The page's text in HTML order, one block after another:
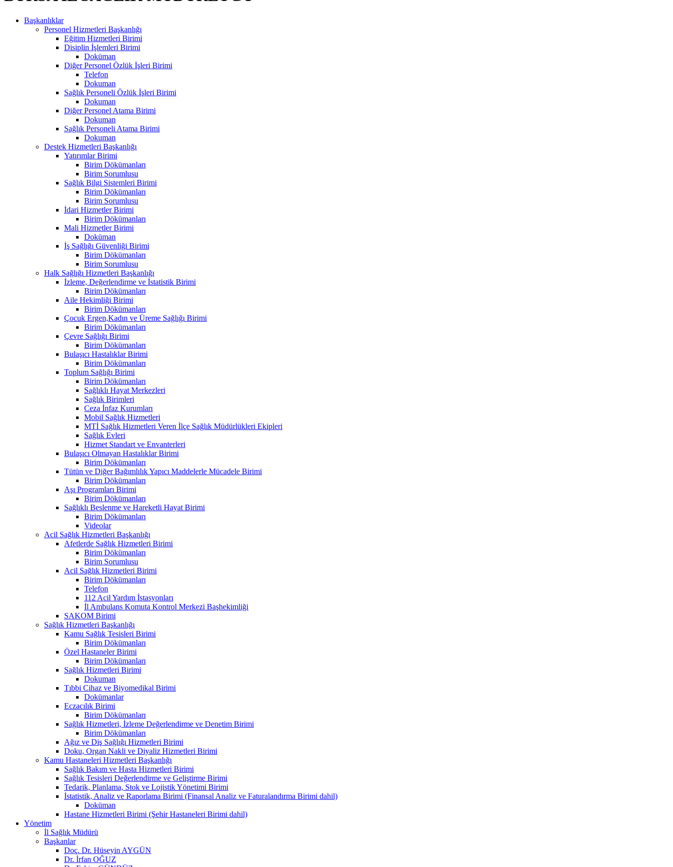
Başkanlıklar
Personel Hizmetleri Başkanlığı
Eğitim Hizmetleri Birimi
Disiplin İşlemleri Birimi
Doküman
Diğer Personel Özlük İşleri Birimi
Telefon
Dokuman
Sağlık Personeli Özlük İşleri Birimi
Dokuman
Diğer Personel Atama Birimi
Dokuman
Sağlık Personeli Atama Birimi
Dokuman
Destek Hizmetleri Başkanlığı
Yatırımlar Birimi
Birim Dökümanları
Birim Sorumlusu
Sağlık Bilgi Sistemleri Birimi
Birim Dökümanları
Birim Sorumlusu
İdari Hizmetler Birimi
Birim Dökümanları
Mali Hizmetler Birimi
Doküman
İş Sağlığı Güvenliği Birimi
Birim Dökümanları
Birim Sorumlusu
Halk Sağlığı Hizmetleri Başkanlığı
İzleme, Değerlendirme ve İstatistik Birimi
Birim Dökümanları
Aile Hekimliği Birimi
Birim Dökümanları
Çocuk Ergen,Kadın ve Üreme Sağlığı Birimi
Birim Dökümanları
Çevre Sağlığı Birimi
Birim Dökümanları
Bulaşıcı Hastalıklar Birimi
Birim Dökümanları
Toplum Sağlığı Birimi
Birim Dökümanları
Sağlıklı Hayat Merkezleri
Sağlık Birimleri
Ceza İnfaz Kurumları
Mobil Sağlık Hizmetleri
MTİ Sağlık Hizmetleri Veren İlçe Sağlık Müdürlükleri Ekipleri
Sağlık Evleri
Hizmet Standart ve Envanterleri
Bulaşıcı Olmayan Hastalıklar Birimi
Birim Dökümanları
Tütün ve Diğer Bağımlılık Yapıcı Maddelerle Mücadele Birimi
Birim Dökümanları
Aşı Programları Birimi
Birim Dökümanları
Sağlıklı Beslenme ve Hareketli Hayat Birimi
Birim Dökümanları
Videolar
Acil Sağlık Hizmetleri Başkanlığı
Afetlerde Sağlık Hizmetleri Birimi
Birim Dökümanları
Birim Sorumlusu
Acil Sağlık Hizmetleri Birimi
Birim Dökümanları
Telefon
112 Acil Yardım İstasyonları
İl Ambulans Komuta Kontrol Merkezi Başhekimliği
SAKOM Birimi
Sağlık Hizmetleri Başkanlığı
Kamu Sağlık Tesisleri Birimi
Birim Dökümanları
Özel Hastaneler Birimi
Birim Dökümanları
Sağlık Hizmetleri Birimi
Dokuman
Tıbbi Cihaz ve Biyomedikal Birimi
Dokümanlar
Eczacılık Birimi
Birim Dökümanları
Sağlık Hizmetleri, İzleme Değerlendirme ve Denetim Birimi
Birim Dökümanları
Ağız ve Diş Sağlığı Hizmetleri Birimi
Doku, Organ Nakli ve Diyaliz Hizmetleri Birimi
Kamu Hastaneleri Hizmetleri Başkanlığı
Sağlık Bakım ve Hasta Hizmetleri Birimi
Sağlık Tesisleri Değerlendirme ve Geliştirme Birimi
Tedarik, Planlama, Stok ve Lojistik Yönetimi Birimi
İstatistik, Analiz ve Raporlama Birimi (Finansal Analiz ve Faturalandırma Birimi dahil)
Doküman
Hastane Hizmetleri Birimi (Şehir Hastaneleri Birimi dahil)
Yönetim
İl Sağlık Müdürü
Başkanlar
Doç. Dr. Hüseyin AYGÜN
Dr. İrfan OĞUZ